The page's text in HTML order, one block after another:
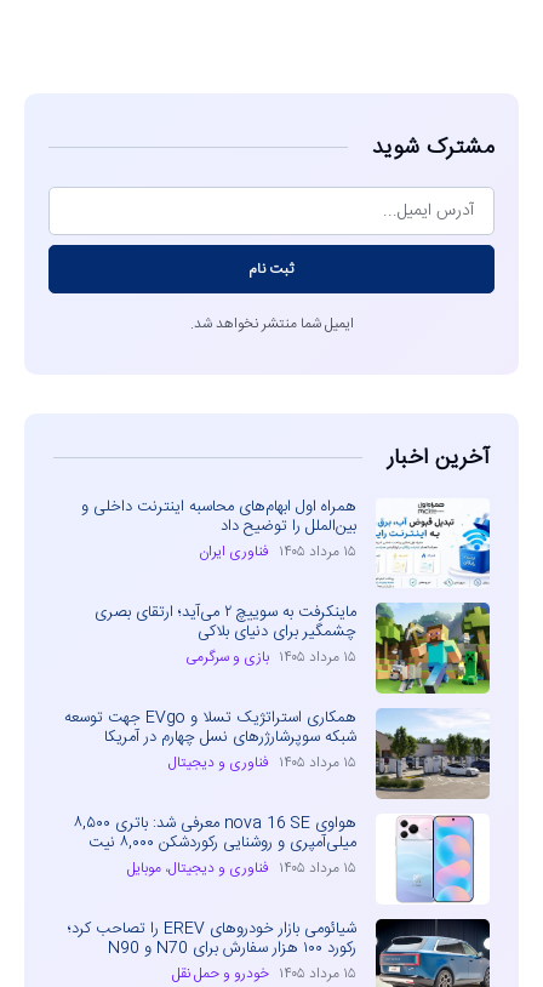
مشترک شوید
ثبت نام
ایمیل شما منتشر نخواهد شد.
آخرین اخبار
همراه اول ابهام‌های محاسبه اینترنت داخلی و
بین‌الملل را توضیح داد
۱۵ مرداد ۱۴۰۵ فناوری ایران
ماینکرفت به سوییچ ۲ می‌آید؛ ارتقای بصری
چشمگیر برای دنیای بلاکی
۱۵ مرداد ۱۴۰۵ بازی و سرگرمی
همکاری استراتژیک تسلا و EVgo جهت توسعه
شبکه سوپرشارژرهای نسل چهارم در آمریکا
۱۵ مرداد ۱۴۰۵ فناوری و دیجیتال
هواوی nova 16 SE معرفی شد: باتری ۸,۵۰۰
میلی‌آمپری و روشنایی رکوردشکن ۸,۰۰۰ نیت
۱۵ مرداد ۱۴۰۵ فناوری و دیجیتال، موبایل
شیائومی بازار خودروهای EREV را تصاحب کرد؛
رکورد ۱۰۰ هزار سفارش برای N70 و N90
۱۵ مرداد ۱۴۰۵ خودرو و حمل نقل